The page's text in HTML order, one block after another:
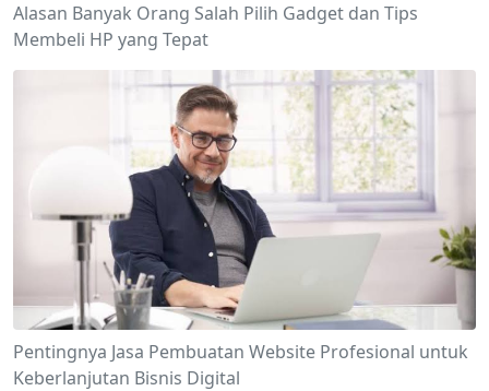
Alasan Banyak Orang Salah Pilih Gadget dan Tips
Membeli HP yang Tepat
Pentingnya Jasa Pembuatan Website Profesional untuk
Keberlanjutan Bisnis Digital